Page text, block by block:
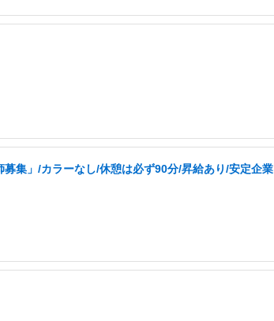
集」/カラーなし/休憩は必ず90分/昇給あり/安定企業